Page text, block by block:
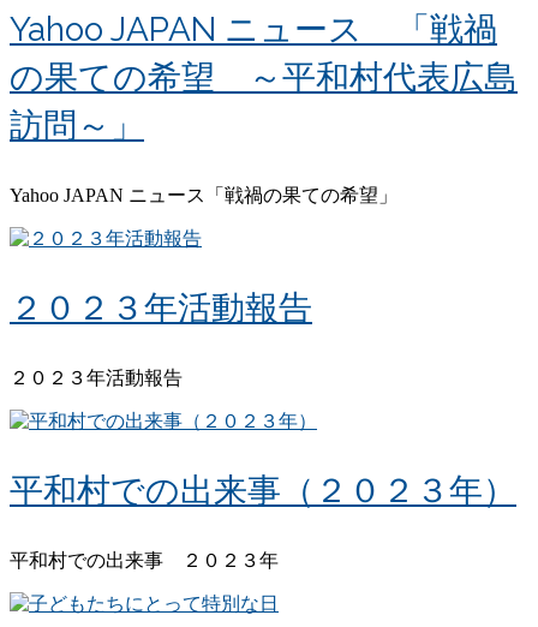
Yahoo JAPAN ニュース 「戦禍
の果ての希望 ～平和村代表広島
訪問～」
Yahoo JAPAN ニュース「戦禍の果ての希望」
２０２３年活動報告
２０２３年活動報告
平和村での出来事（２０２３年）
平和村での出来事 ２０２３年